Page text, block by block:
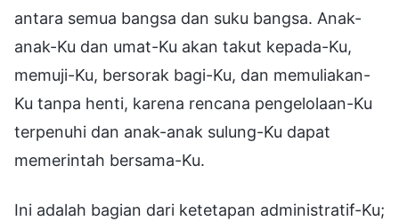
antara semua bangsa dan suku bangsa. Anak-
anak-Ku dan umat-Ku akan takut kepada-Ku,
memuji-Ku, bersorak bagi-Ku, dan memuliakan-
Ku tanpa henti, karena rencana pengelolaan-Ku
terpenuhi dan anak-anak sulung-Ku dapat
memerintah bersama-Ku.
Ini adalah bagian dari ketetapan administratif-Ku;